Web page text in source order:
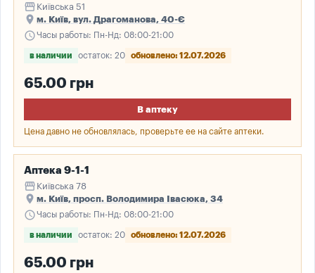
storefront Київська 51
place м. Київ, вул. Драгоманова, 40-Є
scheduleЧасы работы: Пн-Нд: 08:00-21:00
в наличии остаток: 20 обновлено: 12.07.2026
65.00 грн
В аптеку
Цена давно не обновлялась, проверьте ее на сайте аптеки.
Аптека 9-1-1
storefront Київська 78
place м. Київ, просп. Володимира Івасюка, 34
scheduleЧасы работы: Пн-Нд: 08:00-21:00
в наличии остаток: 20 обновлено: 12.07.2026
65.00 грн